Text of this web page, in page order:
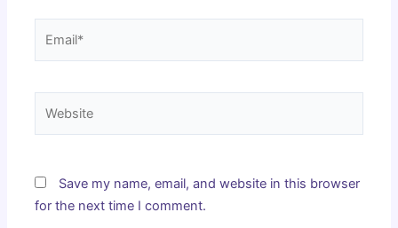
Save my name, email, and website in this browser
for the next time I comment.